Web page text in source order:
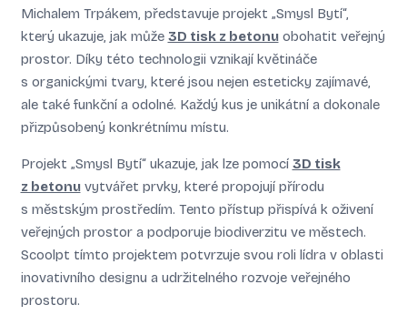
Michalem Trpákem, představuje projekt „Smysl Bytí“,
který ukazuje, jak může 3D tisk z betonuobohatit veřejný
prostor. Díky této technologii vznikají květináče
s organickými tvary, které jsou nejen esteticky zajímavé,
ale také funkční a odolné. Každý kus je unikátní a dokonale
přizpůsobený konkrétnímu místu.
Projekt „Smysl Bytí“ ukazuje, jak lze pomocí 3D tisk
z betonuvytvářet prvky, které propojují přírodu
s městským prostředím. Tento přístup přispívá k oživení
veřejných prostor a podporuje biodiverzitu ve městech.
Scoolpt tímto projektem potvrzuje svou roli lídra v oblasti
inovativního designu a udržitelného rozvoje veřejného
prostoru.